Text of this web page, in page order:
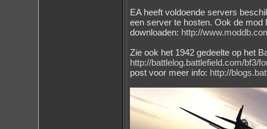
EA heeft voldoende servers
een server te hosten. Ook de
downloaden: http://
Zie ook het 1942 gedeelte op het
http://battlelog.battlefield.com/bf3/
post voor meer info: http://